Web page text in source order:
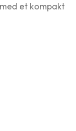
et kompakt